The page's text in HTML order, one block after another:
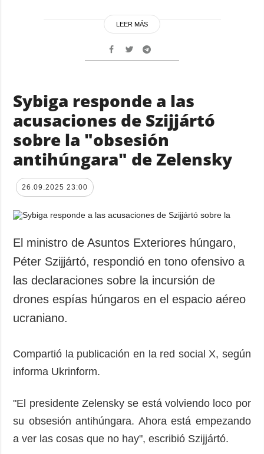
LEER MÁS
Sybiga responde a las
acusaciones de Szijjártó
sobre la "obsesión
antihúngara" de Zelensky
26.09.2025 23:00
El ministro de Asuntos Exteriores húngaro,
Péter Szijjártó, respondió en tono ofensivo a
las declaraciones sobre la incursión de
drones espías húngaros en el espacio aéreo
ucraniano.
Compartió la publicación en la red social X, según
informa Ukrinform.
"El presidente Zelensky se está volviendo loco por
su obsesión antihúngara. Ahora está empezando
a ver las cosas que no hay", escribió Szijjártó.